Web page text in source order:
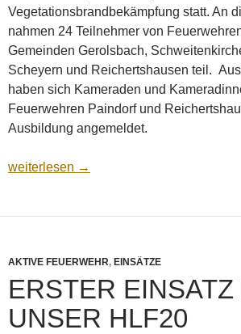
Vegetationsbrandbekämpfung statt. An
nahmen 24 Teilnehmer von
Gemeinden Gerolsbach,
Scheyern und Reichertshausen teil.
haben sich Kameraden und
Feuerwehren Paindorf und
Ausbildung angemeldet.
Landkreislehrgang,
weiterlesen →
AKTIVE FEUERWEHR, EINSÄTZE
ERSTER EINSATZ
UNSER HLF20